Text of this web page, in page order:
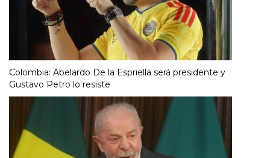
Colombia: Abelardo De la Espriella será presidente y
Gustavo Petro lo resiste